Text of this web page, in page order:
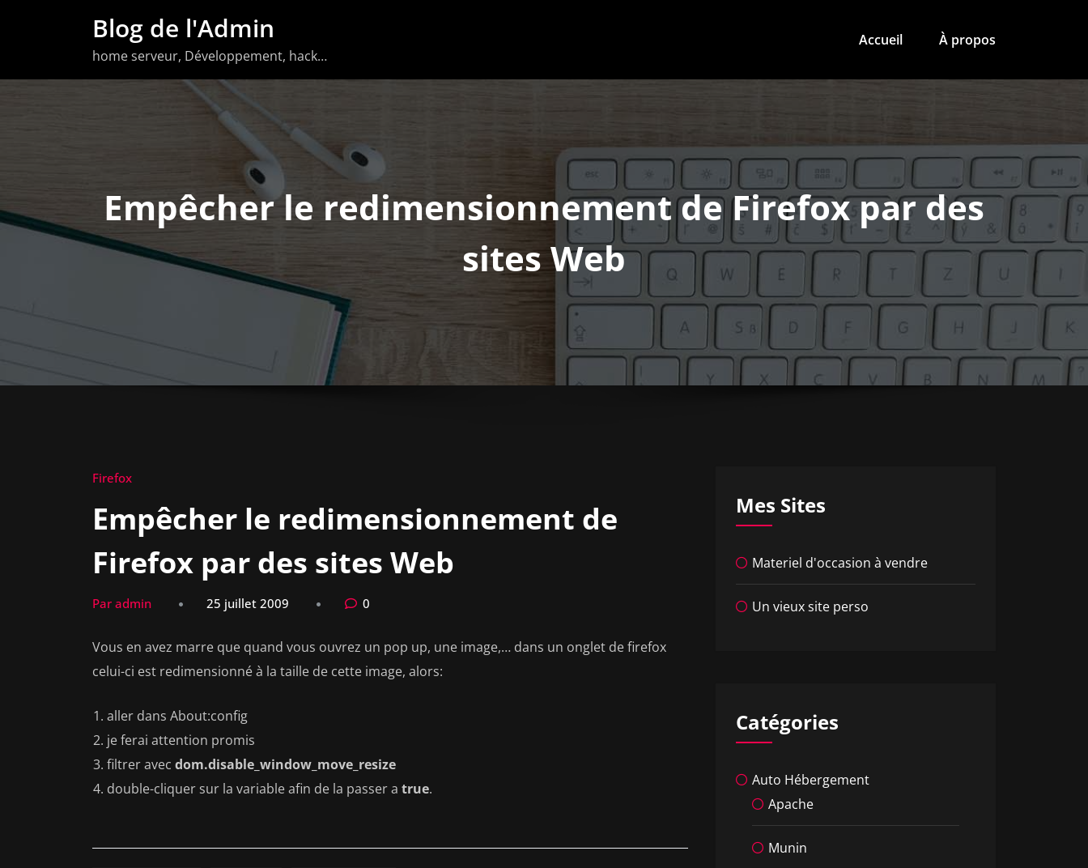
Blog de l'Admin
home serveur, Développement, hack…
Accueil À propos
Empêcher le redimensionnement de Firefox par des
sites Web
Firefox
Empêcher le redimensionnement de
Firefox par des sites Web
Par admin 25 juillet 2009 0
Vous en avez marre que quand vous ouvrez un pop up, une image,… dans un onglet de firefox
celui-ci est redimensionné à la taille de cette image, alors:
aller dans About:config
je ferai attention promis
filtrer avec dom.disable_window_move_resize
double-cliquer sur la variable afin de la passer a true.
Mes Sites
Materiel d'occasion à vendre
Un vieux site perso
Catégories
Auto Hébergement
Apache
Munin